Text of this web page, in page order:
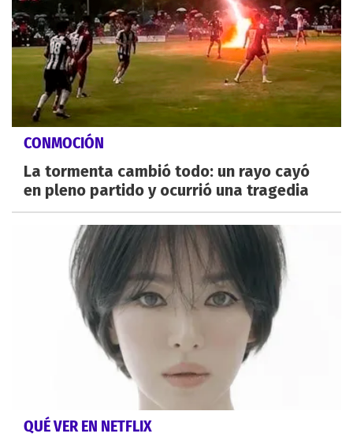
CONMOCIÓN
La tormenta cambió todo: un rayo cayó
en pleno partido y ocurrió una tragedia
QUÉ VER EN NETFLIX